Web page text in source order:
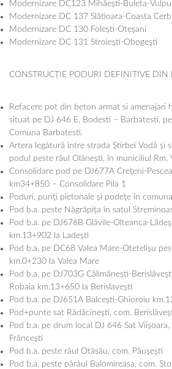
Modernizare DC123 Mihăeşti-Buleta-
Modernizare DC 137 Slătioara-Coasta
Modernizare DC 130 Foleşti-Oteşani
Modernizare DC 131 Stroieşti-Obogeşti
CONSTRUCŢIE PODURI DEFINITIVE DIN
Refacere pot din beton armat si amenajari
situat pe DJ 646 E, Bodesti – Barbatesti,
Comuna Barbatesti.
Artera legătură între strada Ştirbei Vodă şi
podul peste râul Olăneşti, în municiliul Rm.
Consolidare pod pe DJ677A Creţeni-
km34+850 – Consolidare Pila 1
Poduri, punţi pietonale şi podeţe în
Pod b.a. peste Năgrăpiţa în satul
Pod b.a. pe DJ676B Glăvile-Olteanca-
km.13+902 la Ladeşti
Pod b.a. pe DC68 Valea Mare-Otetelişu
km.0+230 la Valea Mare
Pod b.a. pe DJ703G Călimăneşti-
Robaia km.13+650 la Berislaveşti
Pod b.a. pe DJ651A Balceşti-Ghioroiu
Pod+punte sat Rădăcineşti, com.
Pod b.a. pe drum local DJ 646 Sat
Frânceşti
Pod b.a. peste râul Otăsău, com. Păuşeşti
Pod b.a. peste pârâul Balomireasa, com.